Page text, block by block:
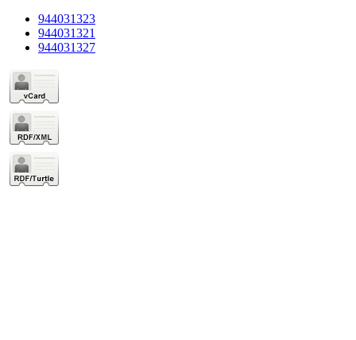
944031323
944031321
944031327